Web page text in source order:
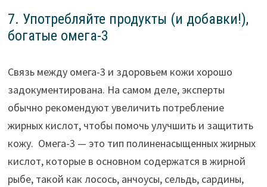
7. Употребляйте продукты (и добавки!),
богатые омега-3
Связь между омега-3 и здоровьем кожи хорошо
задокументирована. На самом деле, эксперты
обычно рекомендуют увеличить потребление
жирных кислот, чтобы помочь улучшить и защитить
кожу. Омега-3 — это тип полиненасыщенных жирных
кислот, которые в основном содержатся в жирной
рыбе, такой как лосось, анчоусы, сельдь, сардины,